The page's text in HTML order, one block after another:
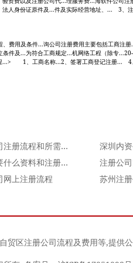
人身份证原件及...件及实际经营地址、... 3、
费用及条件...询公司注册费用主要包括工商注
件及...为符合工商规定...机网络工程（除专
...> 1、工商名称...2、签署工商登记注册... 4
深圳有限公司注册流程和所需材料
深圳内
注册公司需要什么资料和注册流程介绍
注册公
网上注册流程
贸区注册公司流程及费用等,提供